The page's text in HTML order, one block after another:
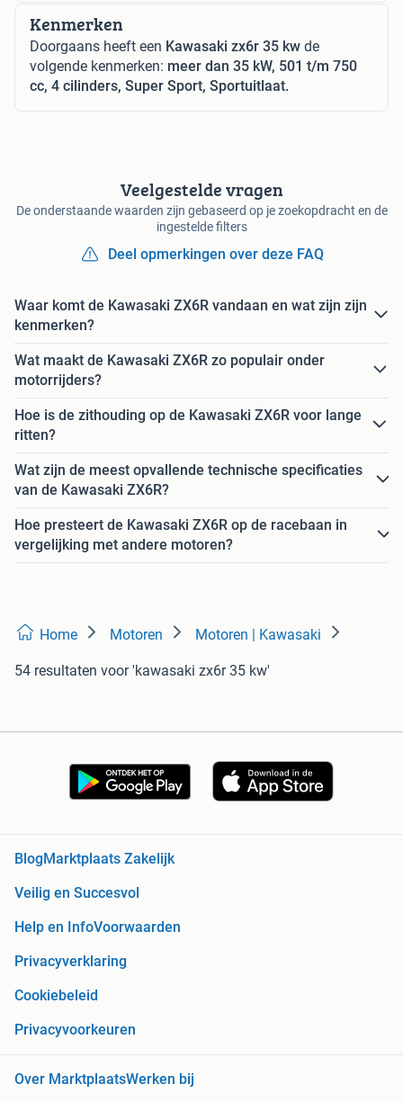
Kenmerken
Doorgaans heeft een Kawasaki zx6r 35 kw de
volgende kenmerken: meer dan 35 kW, 501 t/m 750
cc, 4 cilinders, Super Sport, Sportuitlaat.
Veelgestelde vragen
De onderstaande waarden zijn gebaseerd op je zoekopdracht en de
ingestelde filters
Deel opmerkingen over deze FAQ
Waar komt de Kawasaki ZX6R vandaan en wat zijn zijn
kenmerken?
Wat maakt de Kawasaki ZX6R zo populair onder
motorrijders?
Hoe is de zithouding op de Kawasaki ZX6R voor lange
ritten?
Wat zijn de meest opvallende technische specificaties
van de Kawasaki ZX6R?
Hoe presteert de Kawasaki ZX6R op de racebaan in
vergelijking met andere motoren?
Home Motoren Motoren | Kawasaki
54 resultaten voor 'kawasaki zx6r 35 kw'
BlogMarktplaats Zakelijk
Veilig en Succesvol
Help en InfoVoorwaarden
Privacyverklaring
Cookiebeleid
Privacyvoorkeuren
Over MarktplaatsWerken bij